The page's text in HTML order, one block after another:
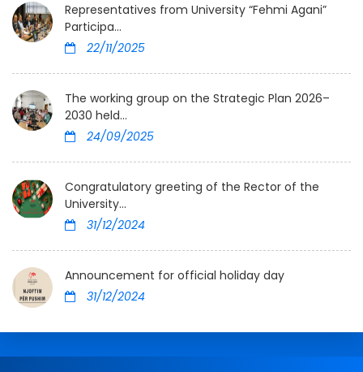
Representatives from University “Fehmi Agani”
Participa...
22/11/2025
The working group on the Strategic Plan 2026–
2030 held...
24/09/2025
Congratulatory greeting of the Rector of the
University...
31/12/2024
Announcement for official holiday day
31/12/2024